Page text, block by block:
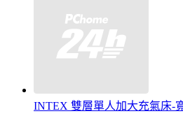
INTEX 雙層單人加大充氣床-